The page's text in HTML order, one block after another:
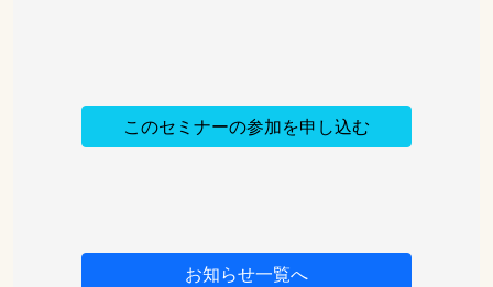
このセミナーの参加を申し込む
お知らせ一覧へ